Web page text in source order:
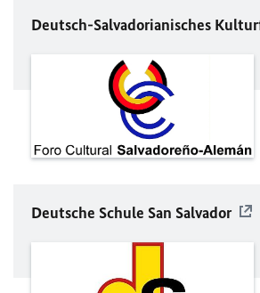
Deutsch-Salvadorianisches
Deutsche Schule San Salvador